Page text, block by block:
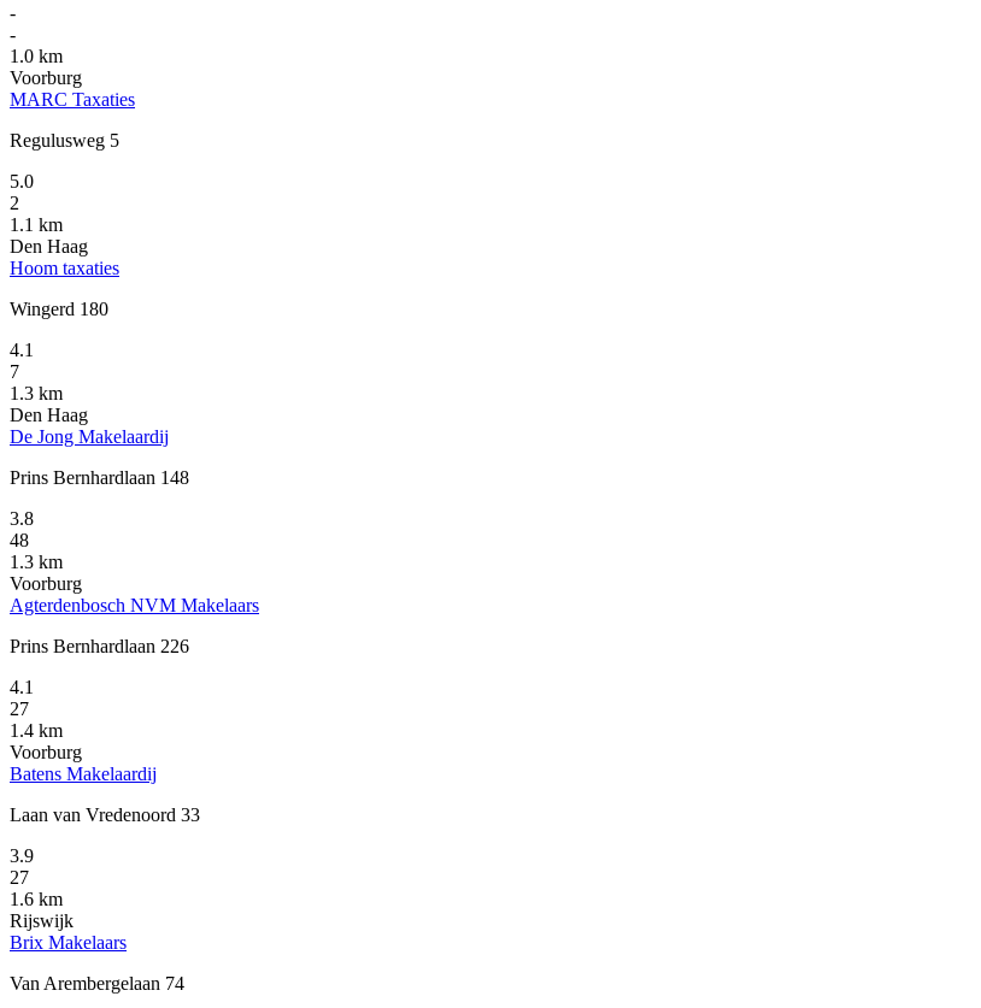
-
-
1.0 km
Voorburg
MARC Taxaties
Regulusweg 5
5.0
2
1.1 km
Den Haag
Hoom taxaties
Wingerd 180
4.1
7
1.3 km
Den Haag
De Jong Makelaardij
Prins Bernhardlaan 148
3.8
48
1.3 km
Voorburg
Agterdenbosch NVM Makelaars
Prins Bernhardlaan 226
4.1
27
1.4 km
Voorburg
Batens Makelaardij
Laan van Vredenoord 33
3.9
27
1.6 km
Rijswijk
Brix Makelaars
Van Arembergelaan 74